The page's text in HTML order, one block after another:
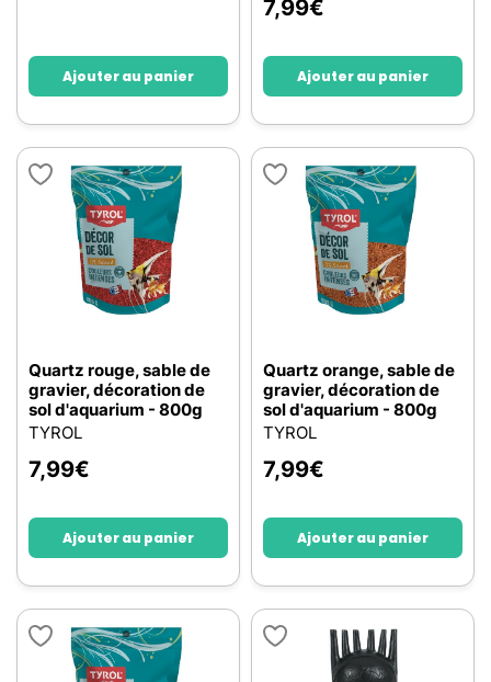
Ajouter au panier
7,99€
Ajouter au panier
Quartz rouge, sable de
gravier, décoration de
sol d'aquarium - 800g
TYROL
7,99€
Ajouter au panier
Quartz orange, sable de
gravier, décoration de
sol d'aquarium - 800g
TYROL
7,99€
Ajouter au panier